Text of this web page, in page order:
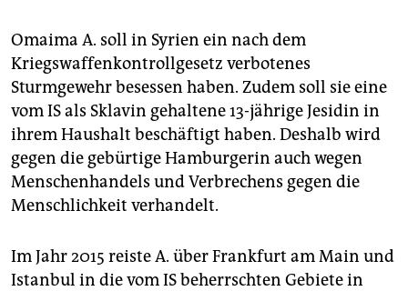
Omaima A. soll in Syrien ein nach dem
Kriegswaffenkontrollgesetz verbotenes
Sturmgewehr besessen haben. Zudem soll sie eine
vom IS als Sklavin gehaltene 13-jährige Jesidin in
ihrem Haushalt beschäftigt haben. Deshalb wird
gegen die gebürtige Hamburgerin auch wegen
Menschenhandels und Verbrechens gegen die
Menschlichkeit verhandelt.
Im Jahr 2015 reiste A. über Frankfurt am Main und
Istanbul in die vom IS beherrschten Gebiete in